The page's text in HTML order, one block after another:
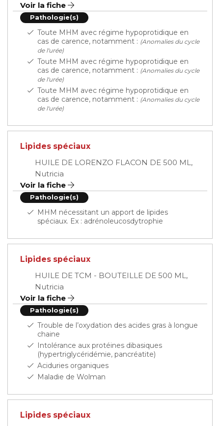
Voir la fiche
Pathologie(s)
Toute MHM avec régime hypoprotidique en
cas de carence, notamment : (Anomalies du cycle
de l'urée)
Toute MHM avec régime hypoprotidique en
cas de carence, notamment : (Anomalies du cycle
de l'urée)
Toute MHM avec régime hypoprotidique en
cas de carence, notamment : (Anomalies du cycle
de l'urée)
Lipides spéciaux
HUILE DE LORENZO FLACON DE 500 ML,
Nutricia
Voir la fiche
Pathologie(s)
MHM nécessitant un apport de lipides
spéciaux. Ex : adrénoleucosdytrophie
Lipides spéciaux
HUILE DE TCM - BOUTEILLE DE 500 ML,
Nutricia
Voir la fiche
Pathologie(s)
Trouble de l’oxydation des acides gras à longue
chaine
Intolérance aux protéines dibasiques
(hypertriglycéridémie, pancréatite)
Aciduries organiques
Maladie de Wolman
Lipides spéciaux